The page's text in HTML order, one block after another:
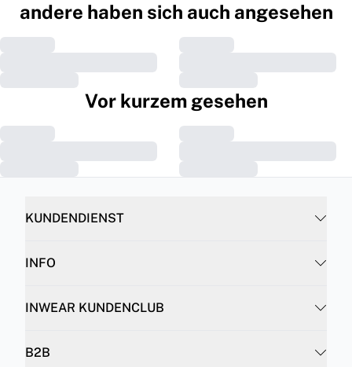
andere haben sich auch angesehen
Vor kurzem gesehen
KUNDENDIENST
INFO
INWEAR KUNDENCLUB
B2B